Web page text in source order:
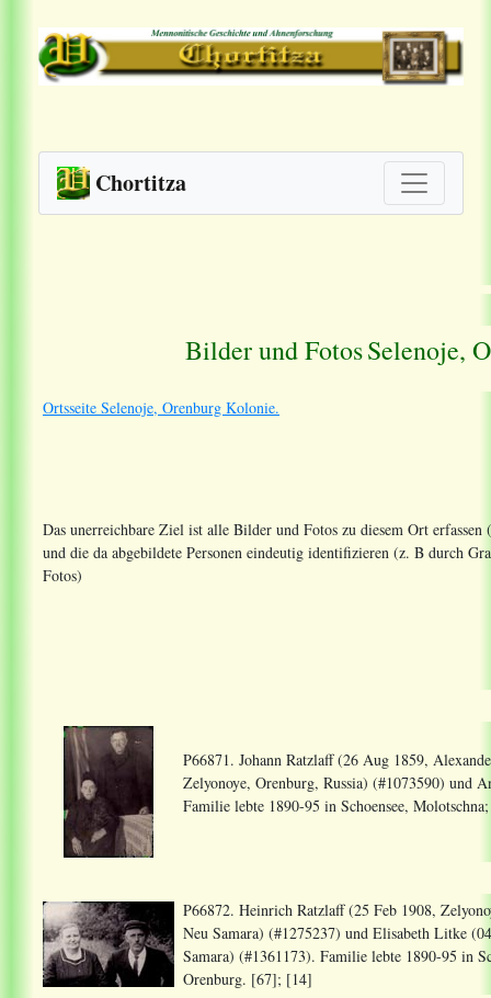
Chortitza
Bilder und FotosSelenoje,
Ortsseite Selenoje, Orenburg Kolonie.
Das unerreichbare Ziel ist alle Bilder und Fotos zu diesem Ort
und die da abgebildete Personen eindeutig identifizieren (z. B durch
Fotos)
P66871. Johann Ratzlaff (26 Aug 1859,
Zelyonoye, Orenburg, Russia) (#1073590) und
Familie lebte 1890-95 in Schoensee,
P66872. Heinrich Ratzlaff (25 Feb 1908,
Neu Samara) (#1275237) und Elisabeth Litke
Samara) (#1361173). Familie lebte 1890-95 in
Orenburg. [67]; [14]